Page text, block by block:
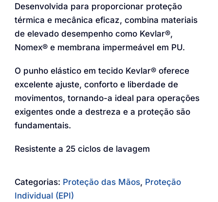
Desenvolvida para proporcionar proteção
térmica e mecânica eficaz, combina materiais
de elevado desempenho como Kevlar®,
Nomex® e membrana impermeável em PU.
O punho elástico em tecido Kevlar® oferece
excelente ajuste, conforto e liberdade de
movimentos, tornando-a ideal para operações
exigentes onde a destreza e a proteção são
fundamentais.
Resistente a 25 ciclos de lavagem
Categorias: Proteção das Mãos, Proteção
Individual (EPI)